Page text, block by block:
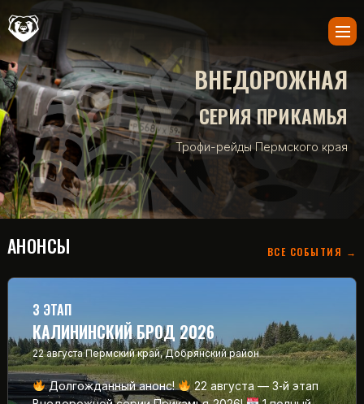
ВНЕДОРОЖНАЯ
СЕРИЯ ПРИКАМЬЯ
Трофи-рейды Пермского края
АНОНСЫ ВСЕ СОБЫТИЯ →
3 ЭТАП
КАЛИНИНСКИЙ БРОД 2026
22 августа Пермский край, Добрянский район
Долгожданный анонс!
22 августа — 3‑й этап